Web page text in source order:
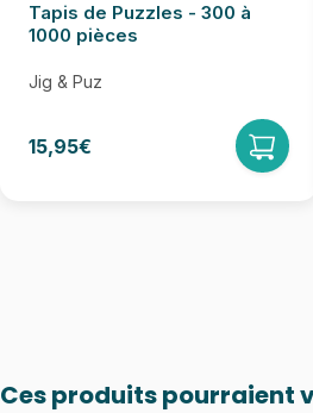
Tapis de Puzzles - 300 à
1000 pièces
Jig & Puz
15,95€
Ces produits pourraient